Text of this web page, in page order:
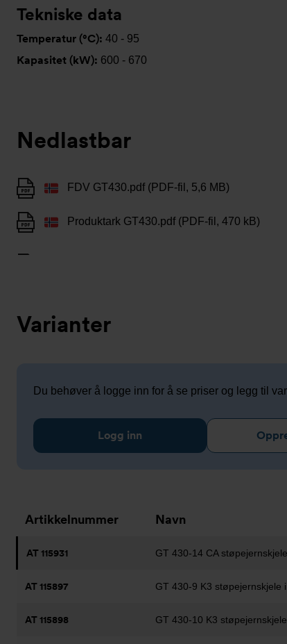
Tekniske data
Temperatur (°C): 40 - 95
Kapasitet (kW): 600 - 670
Nedlastbar
FDV GT430.pdf (PDF-fil, 5,6 MB)
Produktark GT430.pdf (PDF-fil, 470 kB)
Varianter
Du behøver å logge inn for å se priser og legg til
Logg inn
Artikkelnummer Navn
AT 115931 GT 430-14 CA
AT 115897 GT 430-9 K3 støpejernskjele
AT 115898 GT 430-10 K3